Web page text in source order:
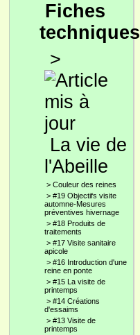
Fiches
techniques
>
La vie de
l'Abeille
> Couleur des reines
> #19 Objectifs visite
automne-Mesures
préventives hivernage
> #18 Produits de
traitements
> #17 Visite sanitaire
apicole
> #16 Introduction d'une
reine en ponte
> #15 La visite de
printemps
> #14 Créations
d'essaims
> #13 Visite de
printemps